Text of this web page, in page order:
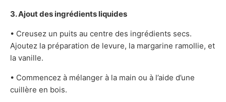
3. Ajout des ingrédients liquides
• Creusez un puits au centre des ingrédients secs.
Ajoutez la préparation de levure, la margarine ramollie, et
la vanille.
• Commencez à mélanger à la main ou à l’aide d’une
cuillère en bois.